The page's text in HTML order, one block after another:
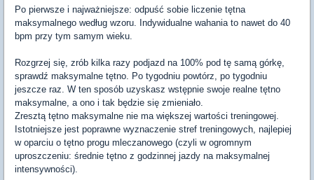
Po pierwsze i najważniejsze: odpuść sobie liczenie tętna
maksymalnego według wzoru. Indywidualne wahania to nawet do 40
bpm przy tym samym wieku.
Rozgrzej się, zrób kilka razy podjazd na 100% pod tę samą górkę,
sprawdź maksymalne tętno. Po tygodniu powtórz, po tygodniu
jeszcze raz. W ten sposób uzyskasz wstępnie swoje realne tętno
maksymalne, a ono i tak będzie się zmieniało.
Zresztą tętno maksymalne nie ma większej wartości treningowej.
Istotniejsze jest poprawne wyznaczenie stref treningowych, najlepiej
w oparciu o tętno progu mleczanowego (czyli w ogromnym
uproszczeniu: średnie tętno z godzinnej jazdy na maksymalnej
intensywności).